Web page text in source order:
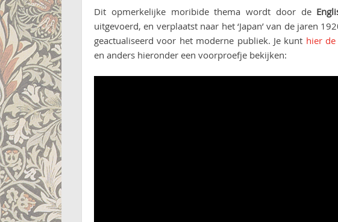
Dit opmerkelijke moribide thema wordt door de
uitgevoerd, en verplaatst naar het ‘Japan’ van de jaren
geactualiseerd voor het moderne publiek. Je kunt hier
en anders hieronder een voorproefje bekijken: